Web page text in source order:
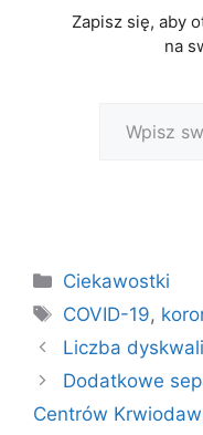
Zapisz się, aby
na
Kategorie
Ciekawostki
Tagi
COVID-19,
Liczba
Dodatkowe
Centrów